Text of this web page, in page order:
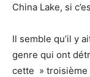
China Lake, si
Il semble qu’il y
genre qui ont
cette » troisième